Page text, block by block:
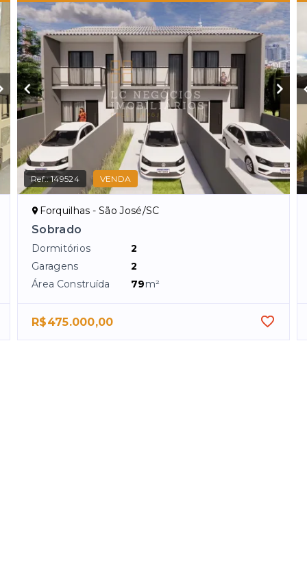
Ref.:149524 VENDA
Forquilhas - São José/SC
Sobrado
Dormitórios
2
Garagens
2
Área Construída
79m²
R$475.000,00